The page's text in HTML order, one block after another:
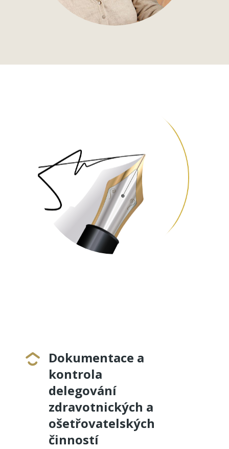
Dokumentace a
kontrola
delegování
zdravotnických a
ošetřovatelských
činností